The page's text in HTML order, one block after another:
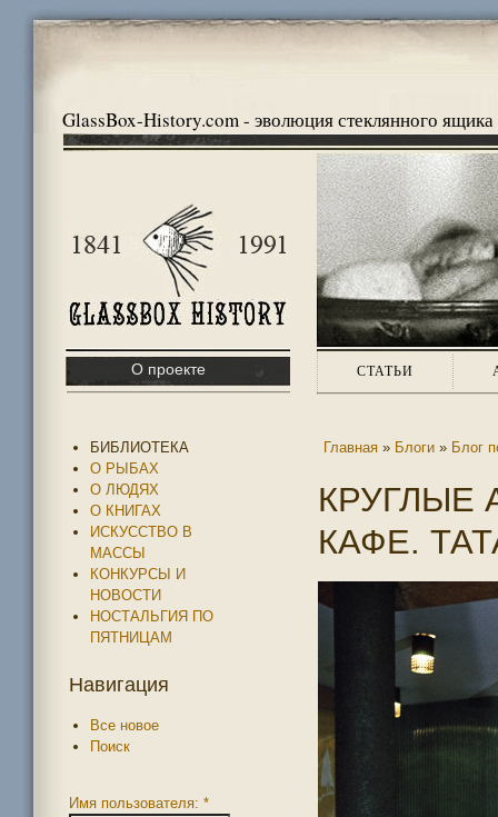
GlassBox-History.com - эволюция стеклянного ящика
О проекте СТАТЬИ
Главная » Блоги » Блог
КРУГЛЫЕ
КАФЕ.
БИБЛИОТЕКА
О РЫБАХ
О ЛЮДЯХ
О КНИГАХ
ИСКУССТВО В
МАССЫ
КОНКУРСЫ И
НОВОСТИ
НОСТАЛЬГИЯ ПО
ПЯТНИЦАМ
Навигация
Все новое
Поиск
Имя пользователя: *